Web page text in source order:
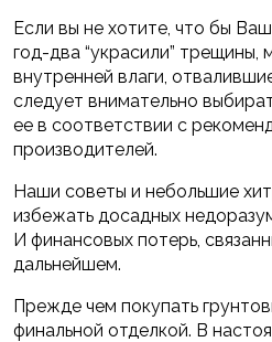
Если вы не хотите, что бы
год-два “украсили” трещины,
внутренней влаги,
следует внимательно
ее в соответствии с
производителей.
Наши советы и небольшие
избежать досадных
И финансовых потерь,
дальнейшем.
Прежде чем покупать
финальной отделкой. В